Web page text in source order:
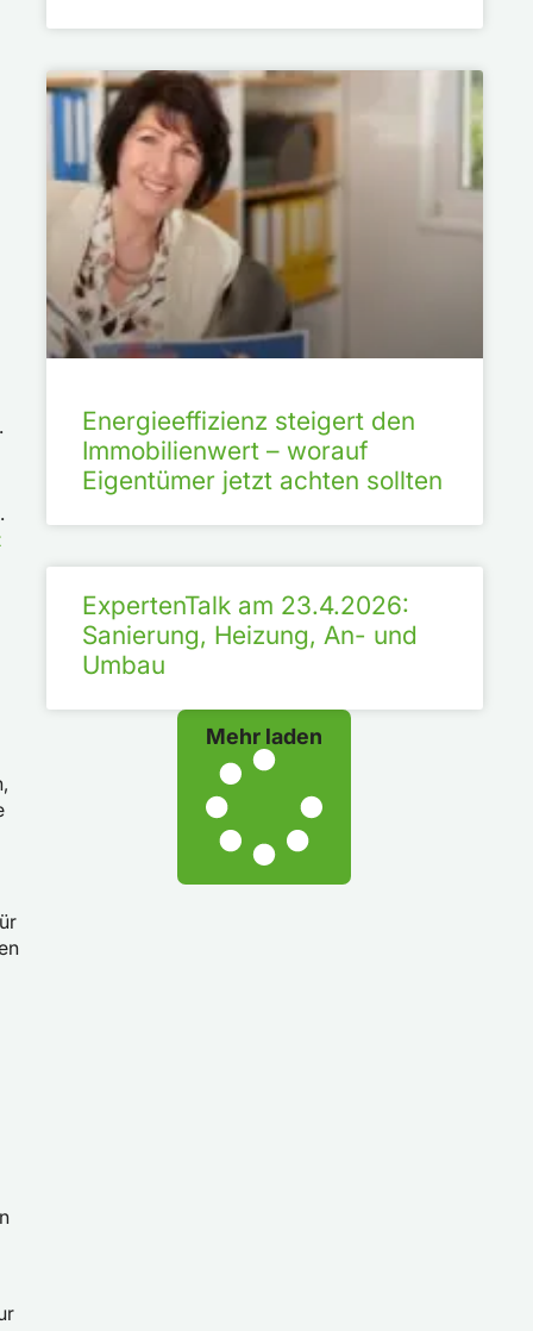
Energieeffizienz steigert den
Immobilienwert – worauf
Eigentümer jetzt achten sollten
ExpertenTalk am 23.4.2026:
Sanierung, Heizung, An- und
Umbau
Mehr laden